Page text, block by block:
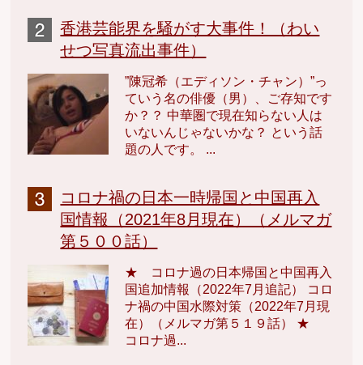
香港芸能界を騒がす大事件！（わい
せつ写真流出事件）
”陳冠希（エディソン・チャン）”っ
ていう名の俳優（男）、ご存知です
か？？ 中華圏で現在知らない人は
いないんじゃないかな？ という話
題の人です。 ...
コロナ禍の日本一時帰国と中国再入
国情報（2021年8月現在）（メルマガ
第５００話）
★ コロナ過の日本帰国と中国再入
国追加情報（2022年7月追記） コロ
ナ禍の中国水際対策（2022年7月現
在）（メルマガ第５１９話） ★
コロナ過...